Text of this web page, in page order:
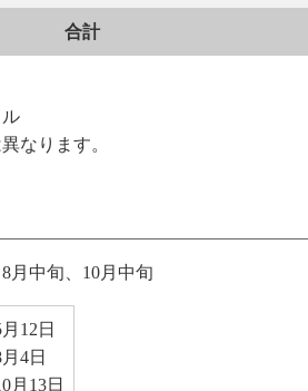
合計
なります。
月中旬、10月中旬
12日
4日
月13日